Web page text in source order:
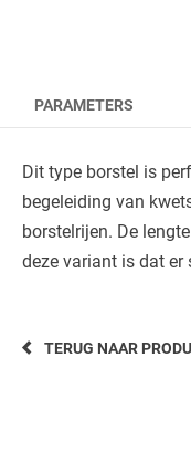
PARAMETERS
Dit type borstel is
begeleiding van
borstelrijen. De
deze variant is dat er
TERUG NAAR